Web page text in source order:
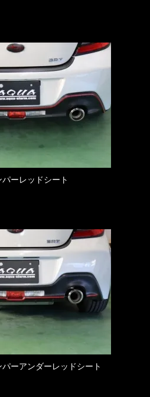
ーレッドシート
ーアンダーレッドシート